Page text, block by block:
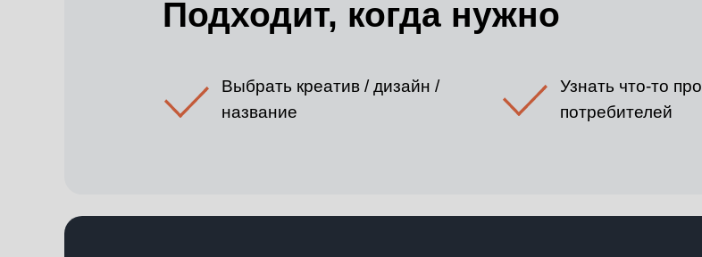
Подходит, когда нужно
Выбрать креатив / дизайн /
название
Узнать что-то про
потребителей